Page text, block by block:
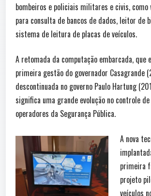
bombeiros e policiais militares e civis,
para consulta de bancos de dados, leitor de
sistema de leitura de placas de veículos.
A retomada da computação embarcada, que
primeira gestão do governador Casagrande
descontinuada no governo Paulo Hartung
significa uma grande evolução no controle
operadores da Segurança Pública.
A nova
primeira
projeto
veículos